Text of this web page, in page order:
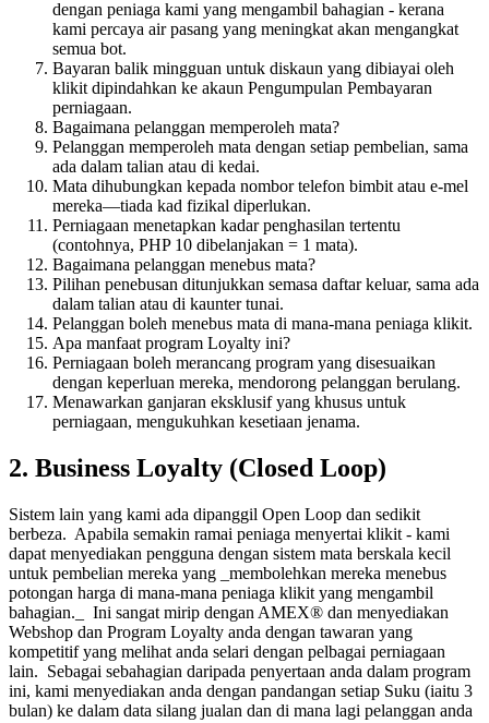
dengan peniaga kami yang mengambil bahagian - kerana
kami percaya air pasang yang meningkat akan mengangkat
semua bot.
Bayaran balik mingguan untuk diskaun yang dibiayai oleh
klikit dipindahkan ke akaun Pengumpulan Pembayaran
perniagaan.
Bagaimana pelanggan memperoleh mata?
Pelanggan memperoleh mata dengan setiap pembelian, sama
ada dalam talian atau di kedai.
Mata dihubungkan kepada nombor telefon bimbit atau e-mel
mereka—tiada kad fizikal diperlukan.
Perniagaan menetapkan kadar penghasilan tertentu
(contohnya, PHP 10 dibelanjakan = 1 mata).
Bagaimana pelanggan menebus mata?
Pilihan penebusan ditunjukkan semasa daftar keluar, sama ada
dalam talian atau di kaunter tunai.
Pelanggan boleh menebus mata di mana-mana peniaga klikit.
Apa manfaat program Loyalty ini?
Perniagaan boleh merancang program yang disesuaikan
dengan keperluan mereka, mendorong pelanggan berulang.
Menawarkan ganjaran eksklusif yang khusus untuk
perniagaan, mengukuhkan kesetiaan jenama.
2. Business Loyalty (Closed Loop)
Sistem lain yang kami ada dipanggil Open Loop dan sedikit
berbeza. Apabila semakin ramai peniaga menyertai klikit - kami
dapat menyediakan pengguna dengan sistem mata berskala kecil
untuk pembelian mereka yang _membolehkan mereka menebus
potongan harga di mana-mana peniaga klikit yang mengambil
bahagian._ Ini sangat mirip dengan AMEX® dan menyediakan
Webshop dan Program Loyalty anda dengan tawaran yang
kompetitif yang melihat anda selari dengan pelbagai perniagaan
lain. Sebagai sebahagian daripada penyertaan anda dalam program
ini, kami menyediakan anda dengan pandangan setiap Suku (iaitu 3
bulan) ke dalam data silang jualan dan di mana lagi pelanggan anda